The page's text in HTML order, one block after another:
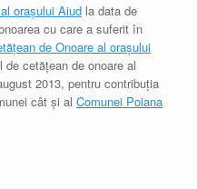
orașului Aiud la data de
cu care a suferit în
de Onoare al oraşului
cetăţean de onoare al
2013, pentru contribuţia
cât şi al Comunei Poiana